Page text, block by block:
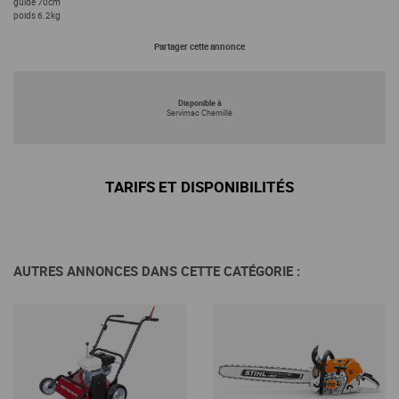
poids 6.2kg
Partager cette annonce
Disponible à
Servimac Chemillé
TARIFS ET DISPONIBILITÉS
AUTRES ANNONCES DANS CETTE CATÉGORIE :